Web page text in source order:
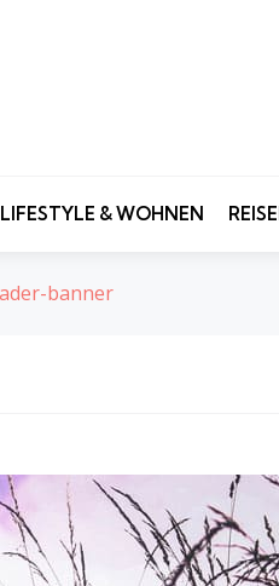
LIFESTYLE & WOHNEN